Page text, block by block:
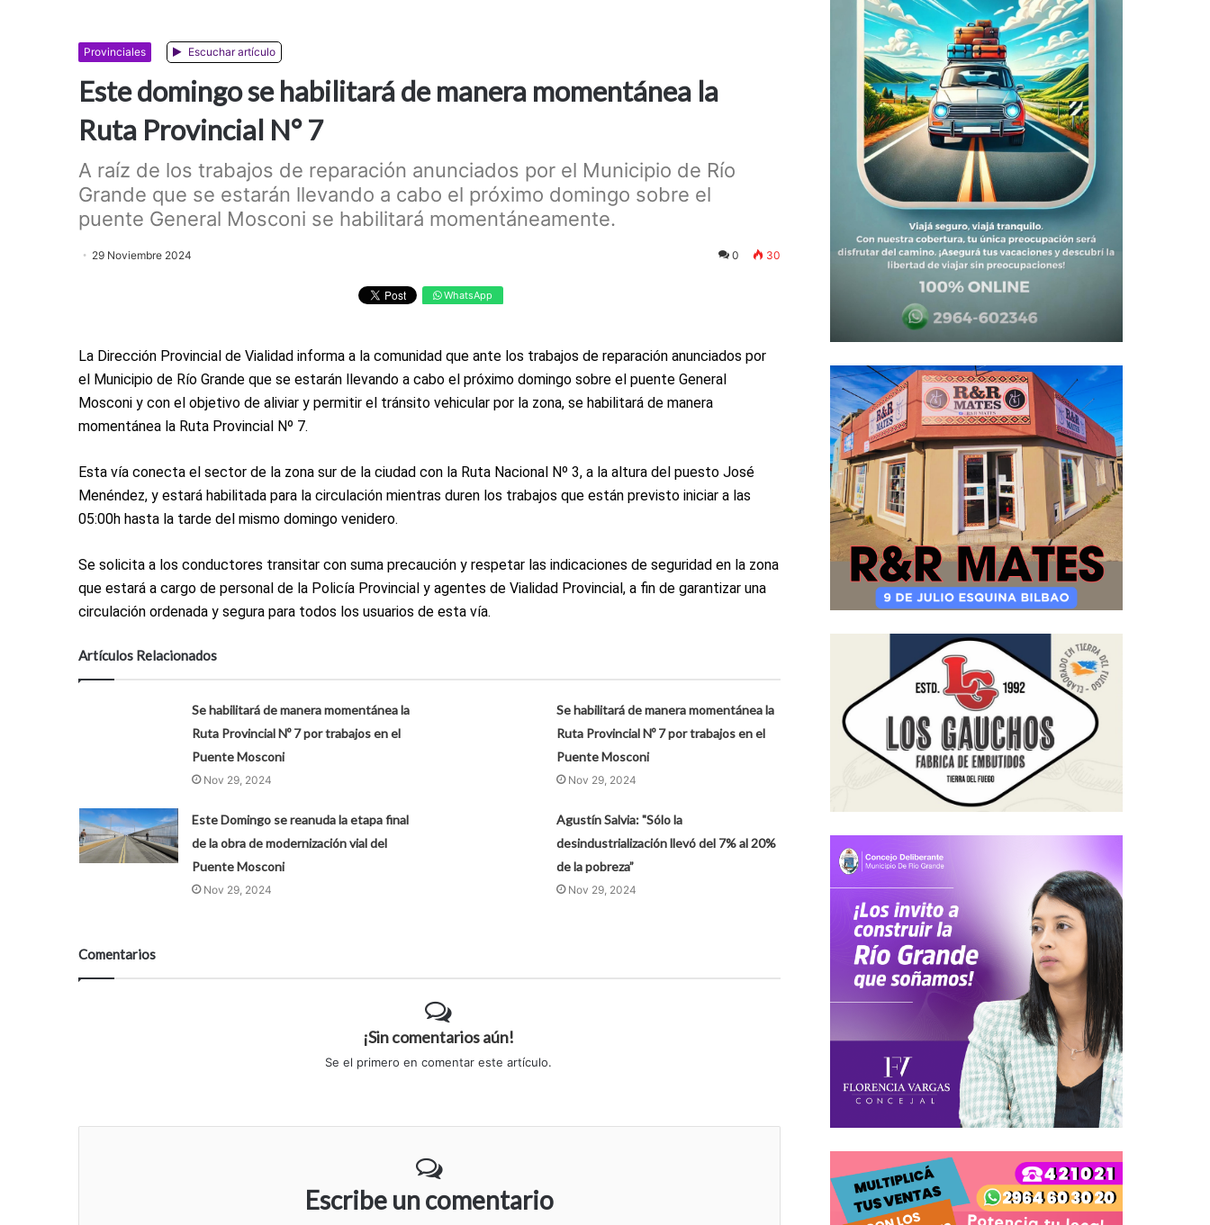
Provinciales Escuchar artículo
Este domingo se habilitará de manera momentánea la
Ruta Provincial N° 7
A raíz de los trabajos de reparación anunciados por el Municipio de Río
Grande que se estarán llevando a cabo el próximo domingo sobre el
puente General Mosconi se habilitará momentáneamente.
29 Noviembre 2024 0 30
WhatsApp
La Dirección Provincial de Vialidad informa a la comunidad que ante los trabajos de reparación anunciados por
el Municipio de Río Grande que se estarán llevando a cabo el próximo domingo sobre el puente General
Mosconi y con el objetivo de aliviar y permitir el tránsito vehicular por la zona, se habilitará de manera
momentánea la Ruta Provincial Nº 7.
Esta vía conecta el sector de la zona sur de la ciudad con la Ruta Nacional Nº 3, a la altura del puesto José
Menéndez, y estará habilitada para la circulación mientras duren los trabajos que están previsto iniciar a las
05:00h hasta la tarde del mismo domingo venidero.
Se solicita a los conductores transitar con suma precaución y respetar las indicaciones de seguridad en la zona
que estará a cargo de personal de la Policía Provincial y agentes de Vialidad Provincial, a fin de garantizar una
circulación ordenada y segura para todos los usuarios de esta vía.
Artículos Relacionados
Se habilitará de manera momentánea la
Ruta Provincial Nº 7 por trabajos en el
Puente Mosconi
Nov 29, 2024
Se habilitará de manera momentánea la
Ruta Provincial Nº 7 por trabajos en el
Puente Mosconi
Nov 29, 2024
Este Domingo se reanuda la etapa final
de la obra de modernización vial del
Puente Mosconi
Nov 29, 2024
Agustín Salvia: "Sólo la
desindustrialización llevó del 7% al 20%
de la pobreza”
Nov 29, 2024
Comentarios
¡Sin comentarios aún!
Se el primero en comentar este artículo.
Escribe un comentario